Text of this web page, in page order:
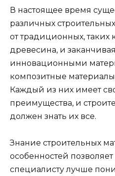
В настоящее время
различных
от традиционных, таких
древесина, и
инновационными
композитные
Каждый из них имеет
преимущества, и
должен знать их все.
Знание строительных
особенностей
специалисту лучше